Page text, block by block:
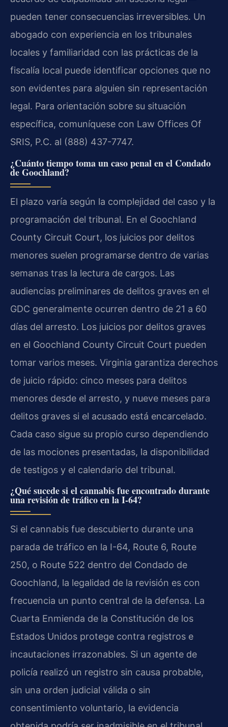
pueden tener consecuencias irreversibles. Un
abogado con experiencia en los tribunales
locales y familiaridad con las prácticas de la
fiscalía local puede identificar opciones que no
son evidentes para alguien sin representación
legal. Para orientación sobre su situación
específica, comuníquese con Law Offices Of
SRIS, P.C. al (888) 437-7747.
¿Cuánto tiempo toma un caso penal en el Condado
de Goochland?
El plazo varía según la complejidad del caso y la
programación del tribunal. En el Goochland
County Circuit Court, los juicios por delitos
menores suelen programarse dentro de varias
semanas tras la lectura de cargos. Las
audiencias preliminares de delitos graves en el
GDC generalmente ocurren dentro de 21 a 60
días del arresto. Los juicios por delitos graves
en el Goochland County Circuit Court pueden
tomar varios meses. Virginia garantiza derechos
de juicio rápido: cinco meses para delitos
menores desde el arresto, y nueve meses para
delitos graves si el acusado está encarcelado.
Cada caso sigue su propio curso dependiendo
de las mociones presentadas, la disponibilidad
de testigos y el calendario del tribunal.
¿Qué sucede si el cannabis fue encontrado durante
una revisión de tráfico en la I-64?
Si el cannabis fue descubierto durante una
parada de tráfico en la I-64, Route 6, Route
250, o Route 522 dentro del Condado de
Goochland, la legalidad de la revisión es con
frecuencia un punto central de la defensa. La
Cuarta Enmienda de la Constitución de los
Estados Unidos protege contra registros e
incautaciones irrazonables. Si un agente de
policía realizó un registro sin causa probable,
sin una orden judicial válida o sin
consentimiento voluntario, la evidencia